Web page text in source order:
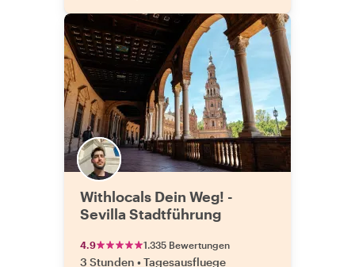
Withlocals Dein Weg! -
Sevilla Stadtführung
4.9 1.335 Bewertungen
3 Stunden •Tagesausfluege